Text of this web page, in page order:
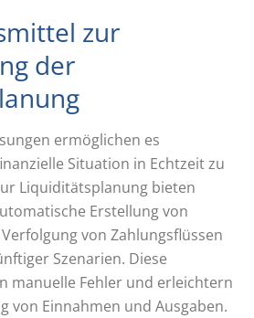
zur
der
ermöglichen es
Situation in Echtzeit zu
Liquiditätsplanung bieten
Erstellung von
von Zahlungsflüssen
Szenarien. Diese
manuelle Fehler und erleichtern
von Einnahmen und Ausgaben.